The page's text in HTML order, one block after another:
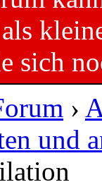
sich
›
und